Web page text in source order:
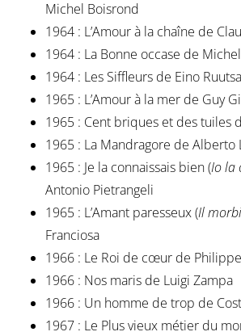
Michel Boisrond
1964 : L’Amour à la chaîne de
1964 : La Bonne occase de
1964 : Les Siffleurs de Eino
1965 : L’Amour à la mer de Guy
1965 : Cent briques et des tuiles
1965 : La Mandragore de Alberto
1965 : Je la connaissais bien (Io la
Antonio Pietrangeli
1965 : L’Amant paresseux (Il
Franciosa
1966 : Le Roi de cœur de
1966 : Nos maris de Luigi Zampa
1966 : Un homme de trop de
1967 : Le Plus vieux métier du